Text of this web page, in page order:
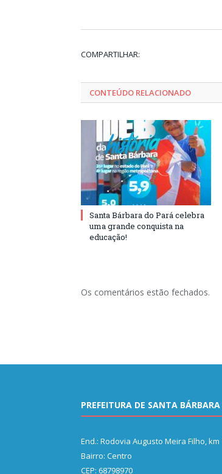
COMPARTILHAR:
CONTEÚDO RELACIONADO
Santa Bárbara do Pará celebra
uma grande conquista na
educação!
Os comentários estão fechados.
PREFEITURA DE SANTA
End.: Rodovia Augusto Meira Filho, km
Bairro: Centro
CEP: 68798970